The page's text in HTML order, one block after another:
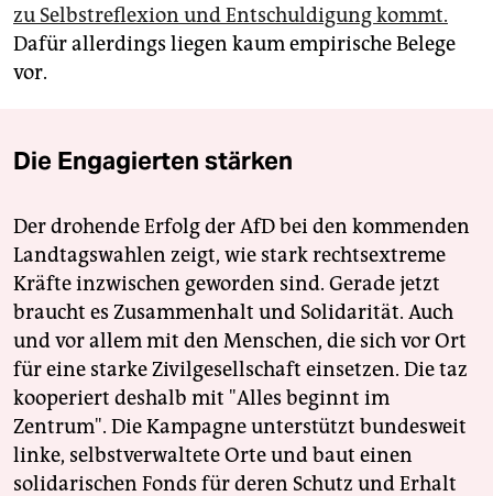
zu Selbstreflexion und Entschuldigung kommt.
Dafür allerdings liegen kaum empirische Belege
vor.
Die Engagierten stärken
Der drohende Erfolg der AfD bei den kommenden
Landtagswahlen zeigt, wie stark rechtsextreme
Kräfte inzwischen geworden sind. Gerade jetzt
braucht es Zusammenhalt und Solidarität. Auch
und vor allem mit den Menschen, die sich vor Ort
für eine starke Zivilgesellschaft einsetzen. Die taz
kooperiert deshalb mit "Alles beginnt im
Zentrum". Die Kampagne unterstützt bundesweit
linke, selbstverwaltete Orte und baut einen
solidarischen Fonds für deren Schutz und Erhalt